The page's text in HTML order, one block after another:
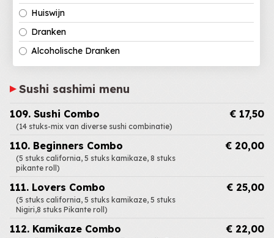
Huiswijn
Dranken
Alcoholische Dranken
Sushi sashimi menu
109. Sushi Combo
(14 stuks-mix van diverse sushi combinatie)
€ 17,50
110. Beginners Combo
(5 stuks california, 5 stuks kamikaze, 8 stuks
pikante roll)
€ 20,00
111. Lovers Combo
(5 stuks california, 5 stuks kamikaze, 5 stuks
Nigiri,8 stuks Pikante roll)
€ 25,00
112. Kamikaze Combo € 22,00